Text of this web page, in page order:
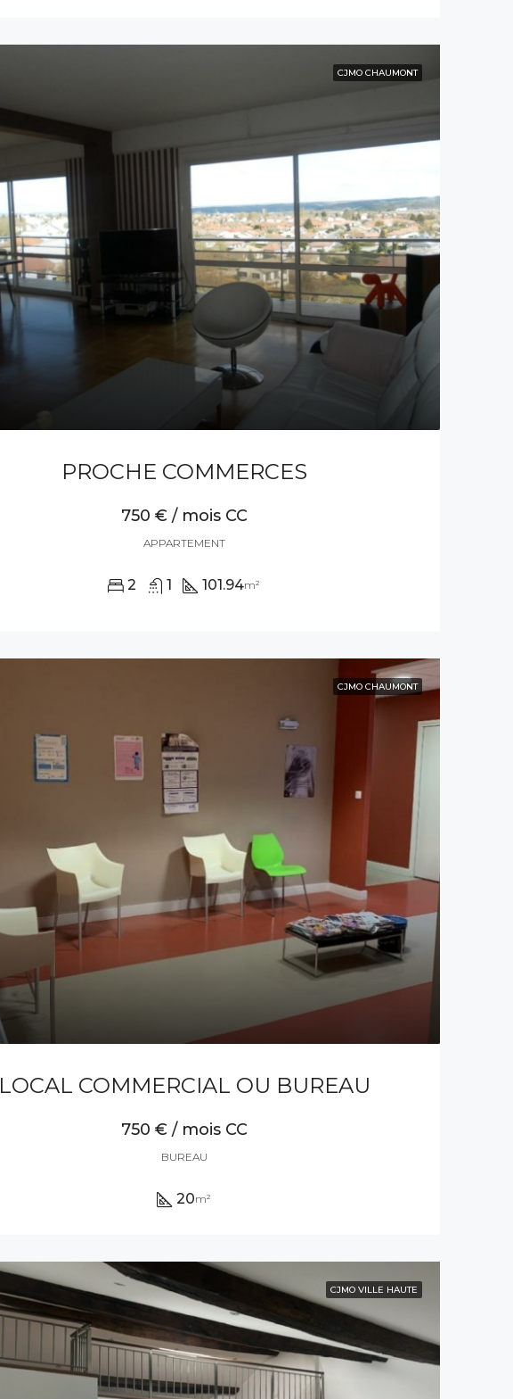
CJMO CHAUMONT
PROCHE COMMERCES
750 € / mois CC
APPARTEMENT
2 1 101.94m²
CJMO CHAUMONT
LOCAL COMMERCIAL OU BUREAU
750 € / mois CC
BUREAU
20m²
CJMO VILLE HAUTE